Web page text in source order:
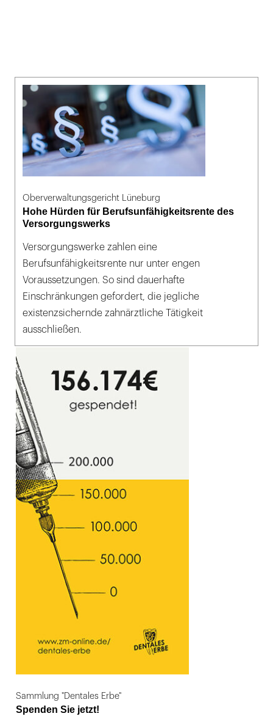
Oberverwaltungsgericht Lüneburg
Hohe Hürden für Berufsunfähigkeitsrente des
Versorgungswerks
Versorgungswerke zahlen eine
Berufsunfähigkeitsrente nur unter engen
Voraussetzungen. So sind dauerhafte
Einschränkungen gefordert, die jegliche
existenzsichernde zahnärztliche Tätigkeit
ausschließen.
Sammlung "Dentales Erbe"
Spenden Sie jetzt!